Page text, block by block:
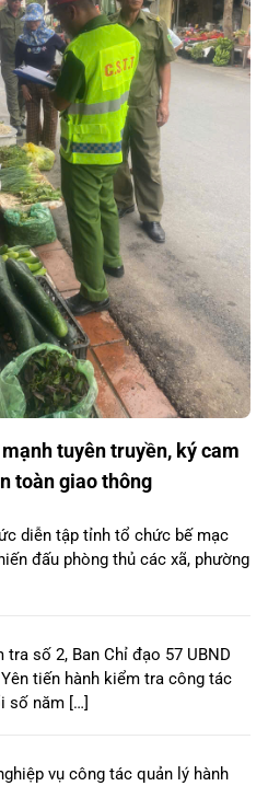
tuyên truyền, ký cam
toàn giao thông
diễn tập tỉnh tổ chức bế mạc
đấu phòng thủ các xã, phường
số 2, Ban Chỉ đạo 57 UBND
tiến hành kiểm tra công tác
số năm […]
vụ công tác quản lý hành